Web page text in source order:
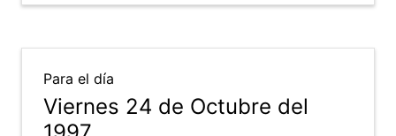
Para el día
Viernes 24 de Octubre del